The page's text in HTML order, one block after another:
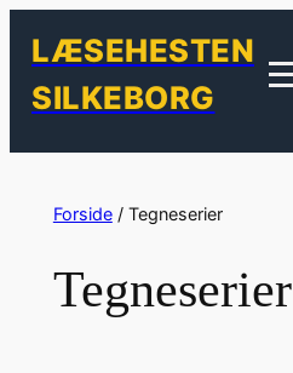
LÆSEHESTEN
SILKEBORG
indhold
Forside/ Tegneserier
Tegneserier